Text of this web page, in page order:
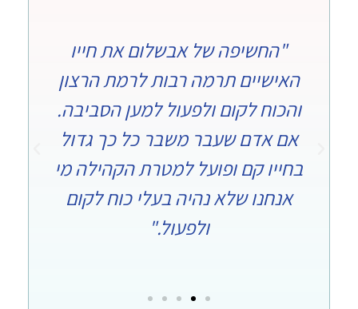
"החשיפה של אבשלום את חייו
האישיים תרמה רבות לרמת הרצון
והכוח לקום ולפעול למען הסביבה.
אם אדם שעבר משבר כל כך גדול
בחייו קם ופועל למטרת הקהילה מי
אנחנו שלא נהיה בעלי כוח לקום
ולפעול."